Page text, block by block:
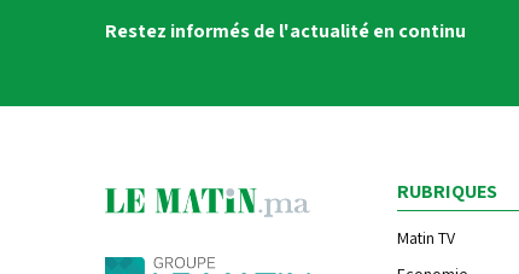
Restez informés de l'actualité en continu
RUBRIQUES
Matin TV